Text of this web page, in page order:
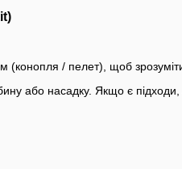
(конопля / пелет), щоб
або насадку. Якщо є